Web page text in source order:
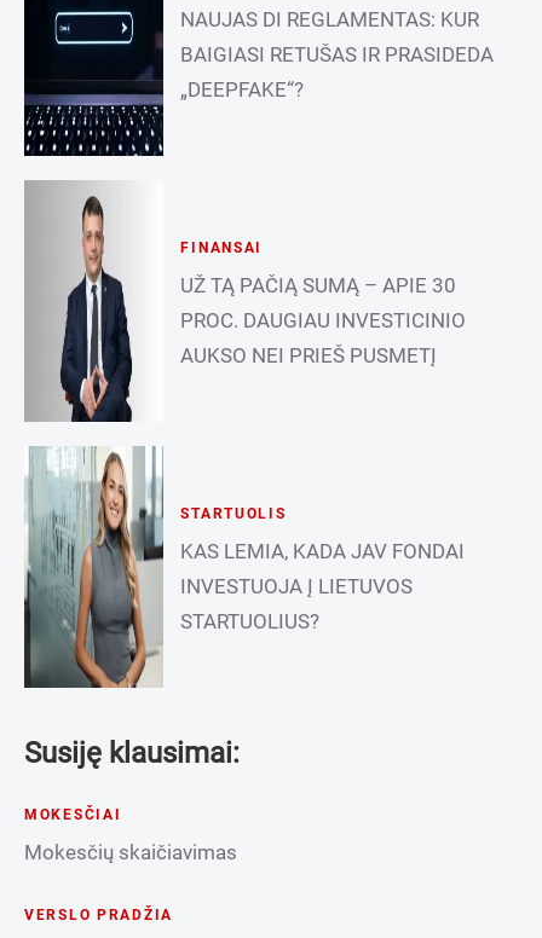
NAUJAS DI REGLAMENTAS: KUR
BAIGIASI RETUŠAS IR PRASIDEDA
„DEEPFAKE“?
FINANSAI
UŽ TĄ PAČIĄ SUMĄ – APIE 30
PROC. DAUGIAU INVESTICINIO
AUKSO NEI PRIEŠ PUSMETĮ
STARTUOLIS
KAS LEMIA, KADA JAV FONDAI
INVESTUOJA Į LIETUVOS
STARTUOLIUS?
Susiję klausimai:
MOKESČIAI
Mokesčių skaičiavimas
VERSLO PRADŽIA